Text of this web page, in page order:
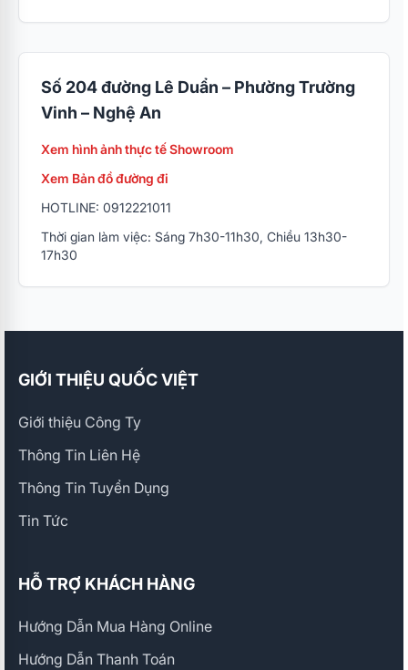
Số 204 đường Lê Duẩn – Phường Trường
Vinh – Nghệ An
Xem hình ảnh thực tế Showroom
Xem Bản đồ đường đi
HOTLINE: 0912221011
Thời gian làm việc: Sáng 7h30-11h30, Chiều 13h30-
17h30
GIỚI THIỆU QUỐC VIỆT
Giới thiệu Công Ty
Thông Tin Liên Hệ
Thông Tin Tuyển Dụng
Tin Tức
HỖ TRỢ KHÁCH HÀNG
Hướng Dẫn Mua Hàng Online
Hướng Dẫn Thanh Toán